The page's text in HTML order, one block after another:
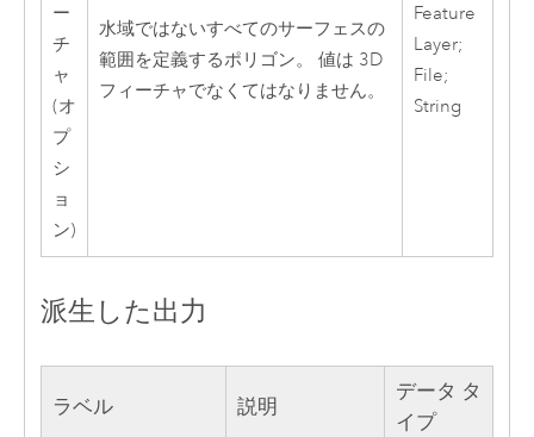
ー
チ
ャ
(オ
プ
シ
ョ
ン)
水域ではないすべてのサーフェスの
範囲を定義するポリゴン。 値は 3D
フィーチャでなくてはなりません。
Feature
Layer;
File;
String
派生した出力
ラベル 説明
データ タ
イプ